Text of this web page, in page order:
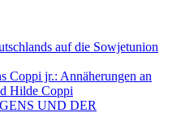
auf die Sowjetunion
Coppi jr.: Annäherungen an
Hilde Coppi
UND DER